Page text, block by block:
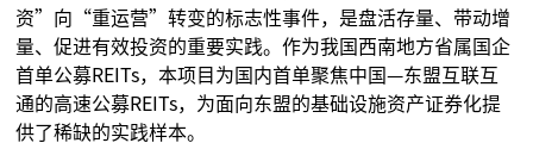
资”向“重运营”转变的标志性事件，是盘活存量、带动增
量、促进有效投资的重要实践。作为我国西南地方省属国企
首单公募REITs，本项目为国内首单聚焦中国—东盟互联互
通的高速公募REITs，为面向东盟的基础设施资产证券化提
供了稀缺的实践样本。